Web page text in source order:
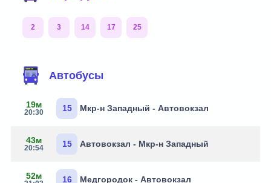
2 3 14 17 25
Автобусы
19м
20:30 15 Мкр-н Западный - Автовокзал
43м
20:54 15 Автовокзал - Мкр-н Западный
52м 16 Медгородок - Автовокзал